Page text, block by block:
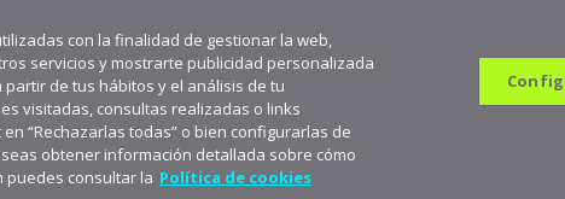
Suscríbete a aceNews para mantenerte a la última
con la finalidad de gestionar la web,
servicios y mostrarte publicidad personalizada
de tus hábitos y el análisis de tu
visitadas, consultas realizadas o links
“Rechazarlas todas” o bien configurarlas de
obtener información detallada sobre cómo
puedes consultar la Política de cookies